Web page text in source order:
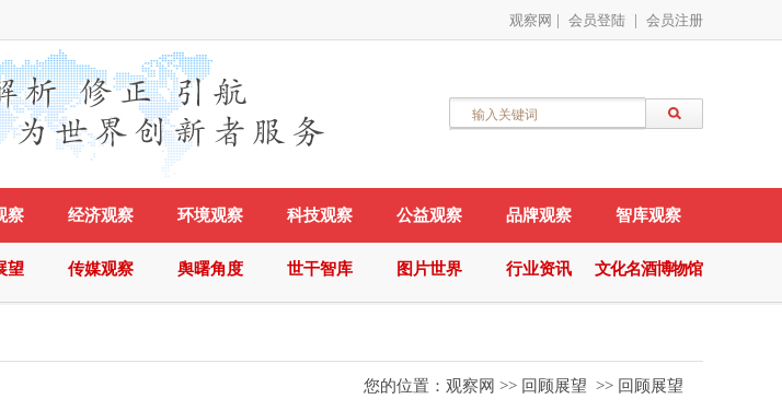
观察网 会员登陆 会员注册
察 经济观察 环境观察 科技观察 公益观察 品牌观察 智库观察
望 传媒观察 舆曙角度 世干智库 图片世界 行业资讯 文化名酒博物馆
您的位置： 观察网 >> 回顾展望 >> 回顾展望